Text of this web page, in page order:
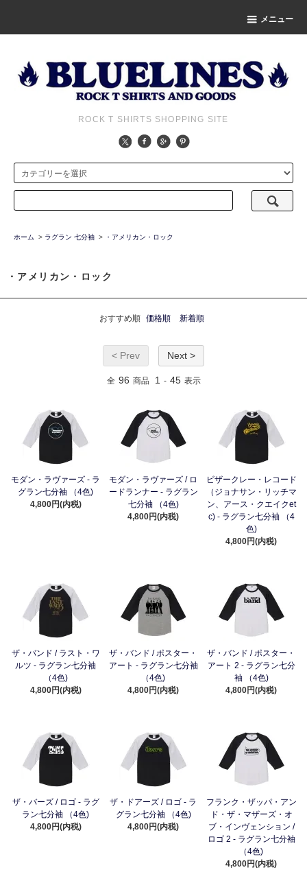
メニュー
ROCK T SHIRTS SHOPPING SITE
ホーム > ラグラン 七分袖 > ・アメリカン・ロック
・アメリカン・ロック
おすすめ順 価格順 新着順
< Prev Next >
全 96 商品 1 - 45 表示
モダン・ラヴァーズ - ラ
グラン七分袖 （4色)
4,800円(内税)
モダン・ラヴァーズ / ロ
ードランナー - ラグラン
七分袖 （4色)
4,800円(内税)
ビザークレー・レコード
（ジョナサン・リッチマ
ン、アース・クエイクet
c) - ラグラン七分袖 （4
色)
4,800円(内税)
ザ・バンド / ラスト・ワ
ルツ - ラグラン七分袖
（4色)
4,800円(内税)
ザ・バンド / ポスター・
アート - ラグラン七分袖
（4色)
4,800円(内税)
ザ・バンド / ポスター・
アート 2 - ラグラン七分
袖 （4色)
4,800円(内税)
ザ・バーズ / ロゴ - ラグ
ラン七分袖 （4色)
4,800円(内税)
ザ・ドアーズ / ロゴ - ラ
グラン七分袖 （4色)
4,800円(内税)
フランク・ザッパ・アン
ド・ザ・マザーズ・オ
ブ・インヴェンション /
ロゴ 2 - ラグラン七分袖
（4色)
4,800円(内税)